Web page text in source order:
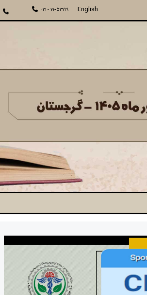
English
021 - 71053199